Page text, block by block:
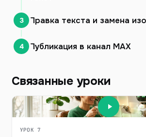
3 Правка текста и замена
4 Публикация в канал MAX
Связанные уроки
УРОК 7